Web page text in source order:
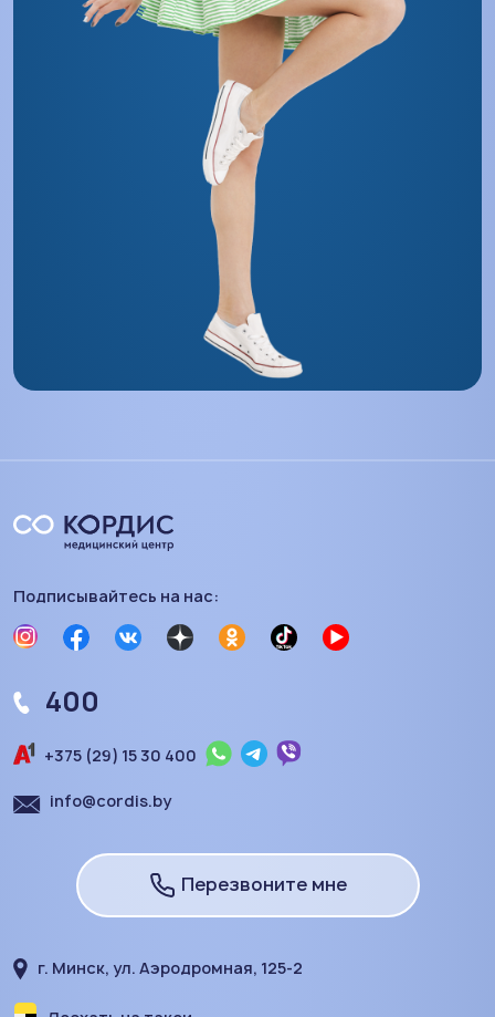
Подписывайтесь на нас:
г. Минск, ул. Аэродромная, 125-2
400
+375 (29) 15 30 400
info@cordis.by
Перезвоните мне